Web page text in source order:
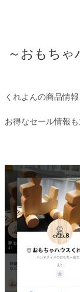
～おもちゃ
くれよんの商品情
お得なセール情報も